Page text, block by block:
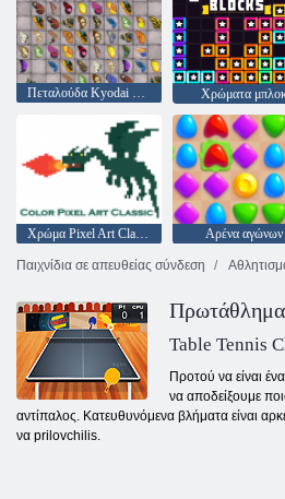
Πεταλούδα Kyodai HD Χρώματα
Χρώμα Pixel Art Classic Αρένα αγώνων
Παιχνίδια σε απευθείας σύνδεση
Πρωτάθλημα
Table Tennis
Προτού να είναι
να αποδείξουμε
αντίπαλος. Κατευθυνόμενα βλήματα είναι
να prilovchilis.